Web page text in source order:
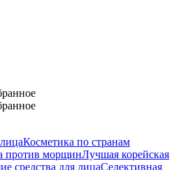
Косметика по странам
против морщинЛучшая корейская
средства для лицаСелективная